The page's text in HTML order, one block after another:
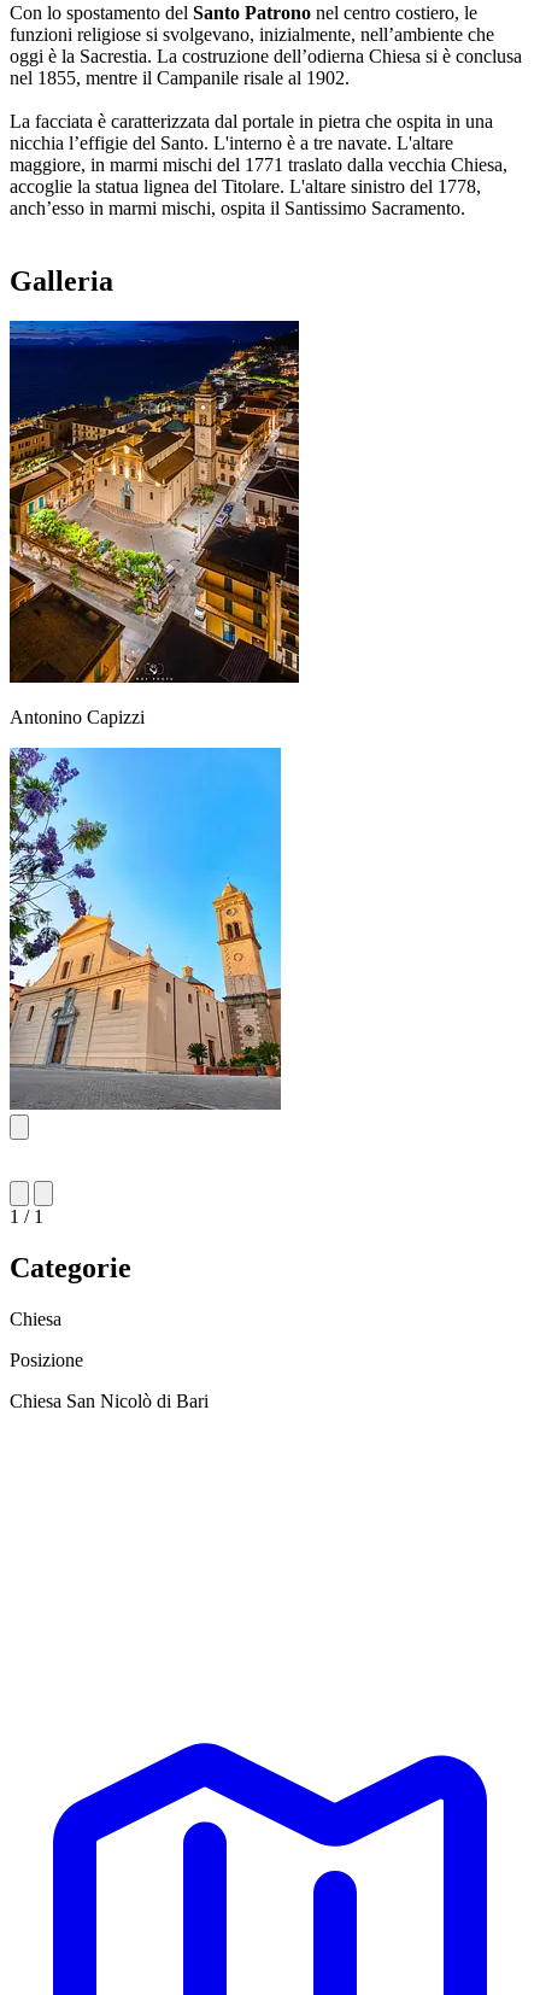
Con lo spostamento del Santo Patrono nel centro costiero, le
funzioni religiose si svolgevano, inizialmente, nell’ambiente che
oggi è la Sacrestia. La costruzione dell’odierna Chiesa si è conclusa
nel 1855, mentre il Campanile risale al 1902.
La facciata è caratterizzata dal portale in pietra che ospita in una
nicchia l’effigie del Santo. L'interno è a tre navate. L'altare
maggiore, in marmi mischi del 1771 traslato dalla vecchia Chiesa,
accoglie la statua lignea del Titolare. L'altare sinistro del 1778,
anch’esso in marmi mischi, ospita il Santissimo Sacramento.
Galleria
Antonino Capizzi
1 / 1
Categorie
Chiesa
Posizione
Chiesa San Nicolò di Bari